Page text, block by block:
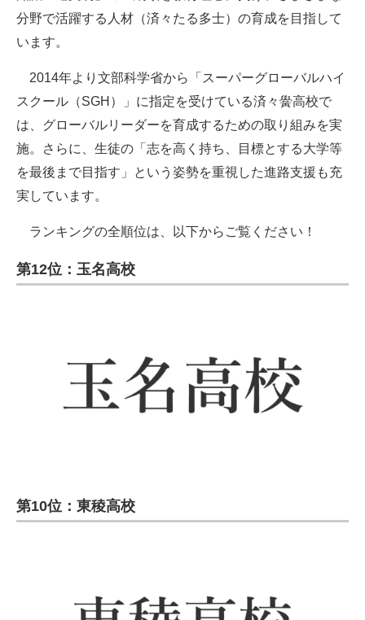
分野で活躍する人材（済々たる多士）の育成を目指して
います。
2014年より文部科学省から「スーパーグローバルハイ
スクール（SGH）」に指定を受けている済々黌高校で
は、グローバルリーダーを育成するための取り組みを実
施。さらに、生徒の「志を高く持ち、目標とする大学等
を最後まで目指す」という姿勢を重視した進路支援も充
実しています。
ランキングの全順位は、以下からご覧ください！
第12位：玉名高校
第10位：東稜高校